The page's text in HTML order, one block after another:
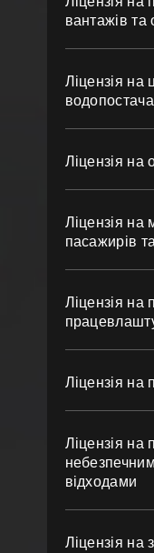
вантажів та
Ліцензія на
Ліцензія на
Ліцензія на
пасажирів
Ліцензія на
Ліцензія на
Ліцензія на
відходами
Ліцензія на